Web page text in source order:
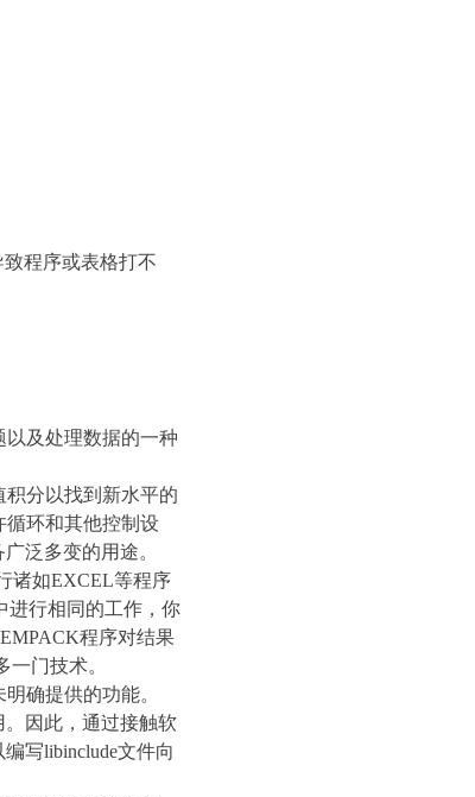
程序或表格打不
以及处理数据的一种
分以找到新水平的
环和其他控制设
广泛多变的用途。
诸如EXCEL等程序
进行相同的工作，你
程序对结果
一门技术。
确提供的功能。
因此，通过接触软
编写libinclude文件向